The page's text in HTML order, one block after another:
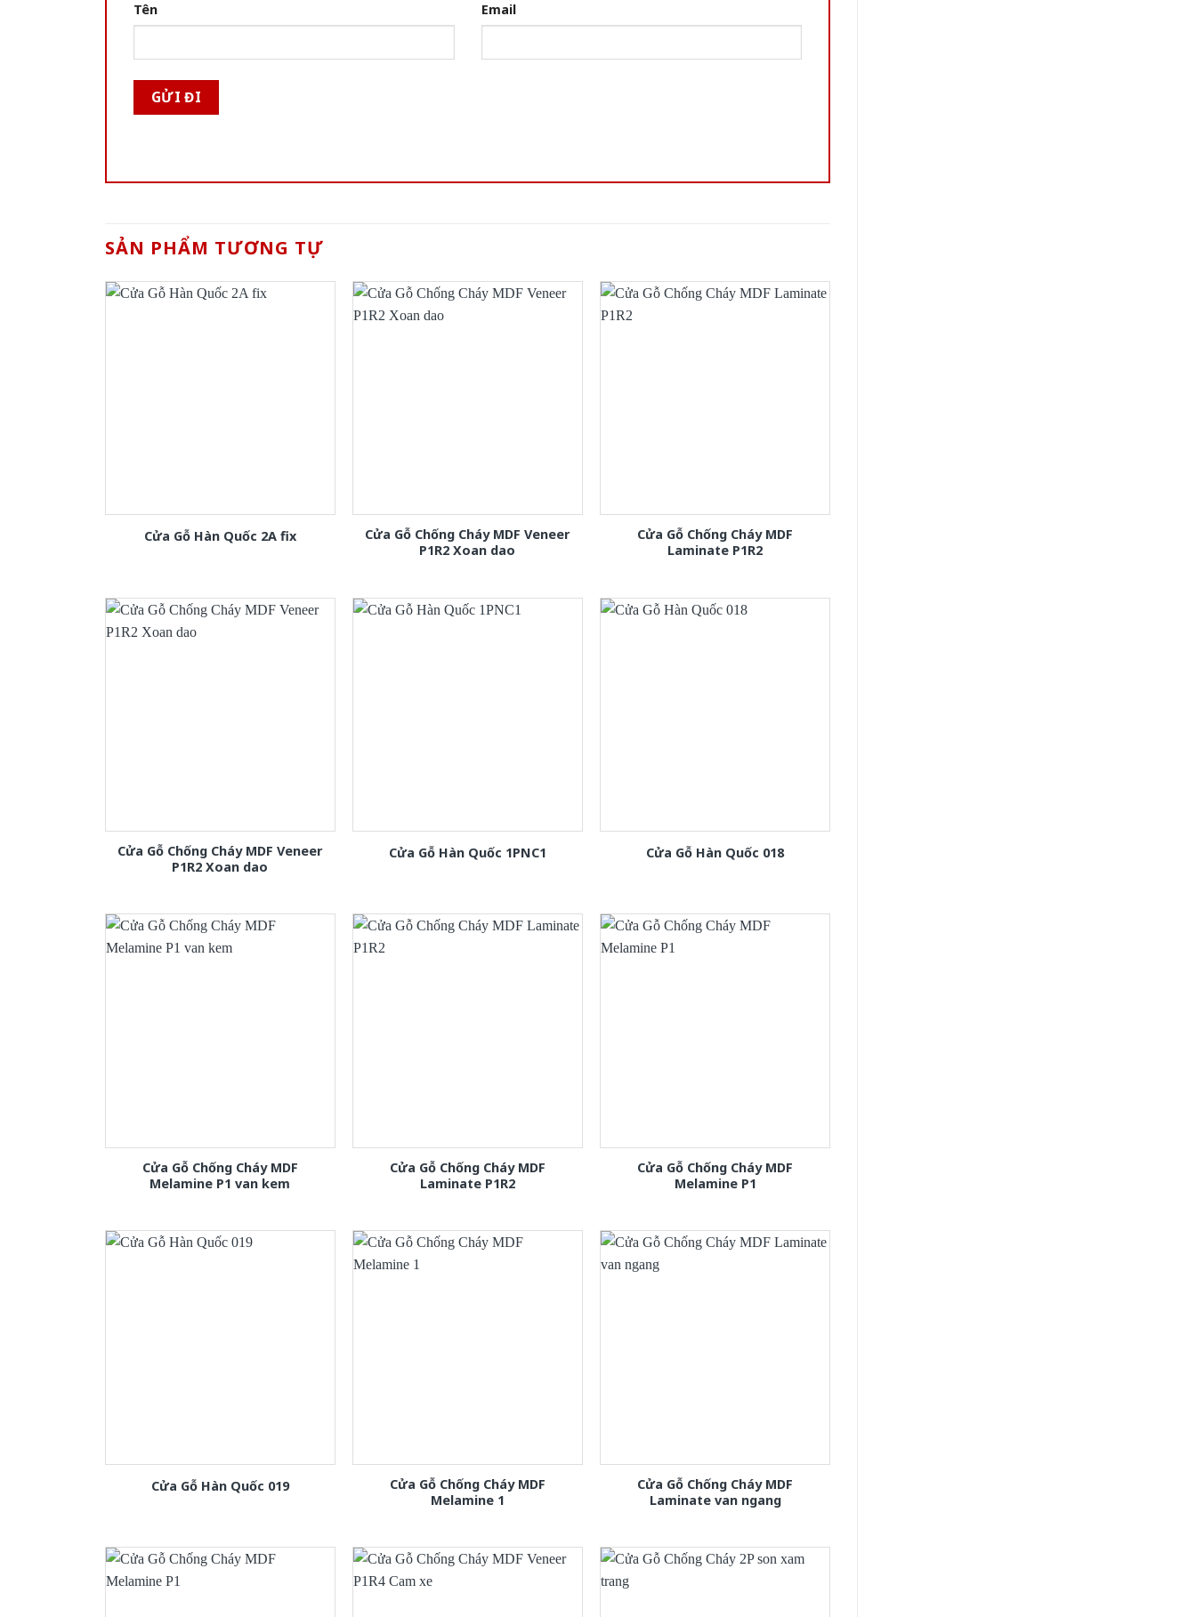
Tên Email
SẢN PHẨM TƯƠNG TỰ
Cửa Gỗ Hàn Quốc 2A fix
Cửa Gỗ Chống Cháy MDF Veneer
P1R2 Xoan dao
Cửa Gỗ Chống Cháy MDF
Laminate P1R2
Cửa Gỗ Chống Cháy MDF Veneer
P1R2 Xoan dao
Cửa Gỗ Hàn Quốc 1PNC1 Cửa Gỗ Hàn Quốc 018
Cửa Gỗ Chống Cháy MDF
Melamine P1 van kem
Cửa Gỗ Chống Cháy MDF
Laminate P1R2
Cửa Gỗ Chống Cháy MDF
Melamine P1
Cửa Gỗ Hàn Quốc 019
Cửa Gỗ Chống Cháy MDF
Melamine 1
Cửa Gỗ Chống Cháy MDF
Laminate van ngang